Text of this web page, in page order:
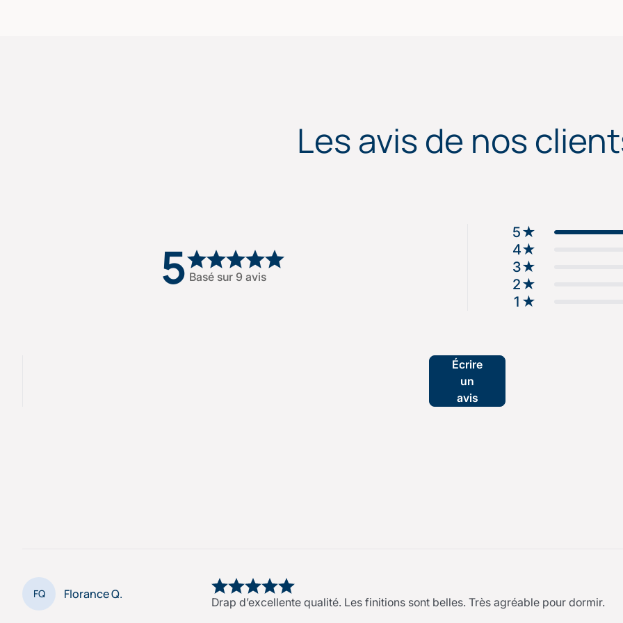
Les avis de nos
5 Basé sur 9 avis
5★
4★
3★
2★
1 ★
Écrire
un
avis
FQ Florance Q.
Drap d’excellente qualité. Les finitions sont belles. Très agréable pour dormir.